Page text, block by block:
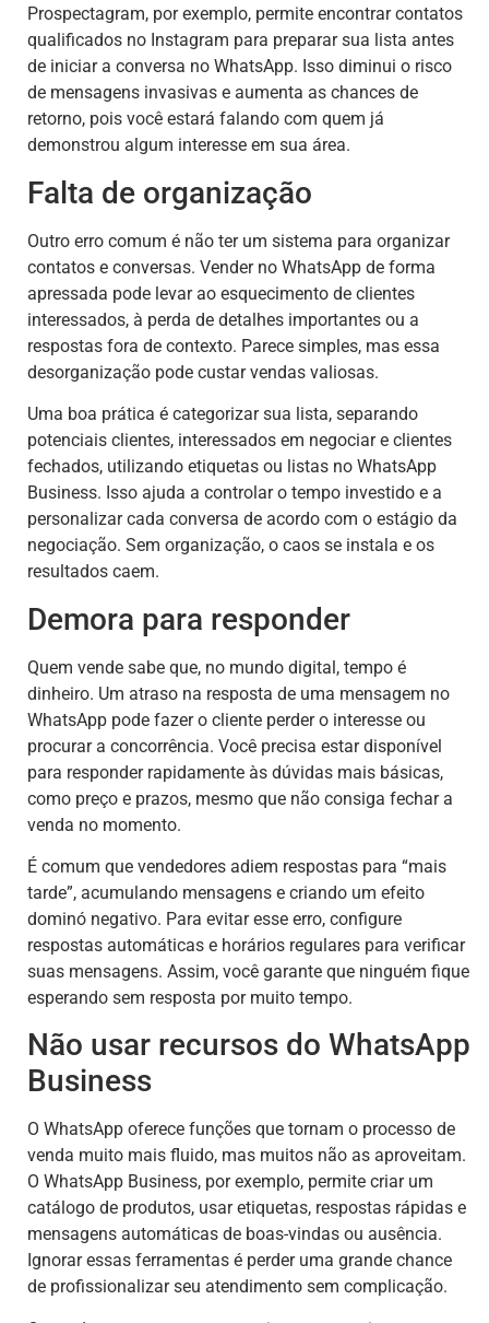
Prospectagram, por exemplo, permite encontrar contatos
qualificados no Instagram para preparar sua lista antes
de iniciar a conversa no WhatsApp. Isso diminui o risco
de mensagens invasivas e aumenta as chances de
retorno, pois você estará falando com quem já
demonstrou algum interesse em sua área.
Falta de organização
Outro erro comum é não ter um sistema para organizar
contatos e conversas. Vender no WhatsApp de forma
apressada pode levar ao esquecimento de clientes
interessados, à perda de detalhes importantes ou a
respostas fora de contexto. Parece simples, mas essa
desorganização pode custar vendas valiosas.
Uma boa prática é categorizar sua lista, separando
potenciais clientes, interessados em negociar e clientes
fechados, utilizando etiquetas ou listas no WhatsApp
Business. Isso ajuda a controlar o tempo investido e a
personalizar cada conversa de acordo com o estágio da
negociação. Sem organização, o caos se instala e os
resultados caem.
Demora para responder
Quem vende sabe que, no mundo digital, tempo é
dinheiro. Um atraso na resposta de uma mensagem no
WhatsApp pode fazer o cliente perder o interesse ou
procurar a concorrência. Você precisa estar disponível
para responder rapidamente às dúvidas mais básicas,
como preço e prazos, mesmo que não consiga fechar a
venda no momento.
É comum que vendedores adiem respostas para “mais
tarde”, acumulando mensagens e criando um efeito
dominó negativo. Para evitar esse erro, configure
respostas automáticas e horários regulares para verificar
suas mensagens. Assim, você garante que ninguém fique
esperando sem resposta por muito tempo.
Não usar recursos do WhatsApp
Business
O WhatsApp oferece funções que tornam o processo de
venda muito mais fluido, mas muitos não as aproveitam.
O WhatsApp Business, por exemplo, permite criar um
catálogo de produtos, usar etiquetas, respostas rápidas e
mensagens automáticas de boas-vindas ou ausência.
Ignorar essas ferramentas é perder uma grande chance
de profissionalizar seu atendimento sem complicação.